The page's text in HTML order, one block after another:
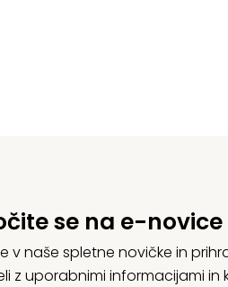
se na e-novice
v naše spletne novičke in
z uporabnimi informacijami